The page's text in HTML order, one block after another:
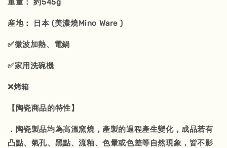
重量： 約545g
産地： 日本 (美濃燒Mino Ware )
✅微波加熱、電鍋
✅家用洗碗機
❌烤箱
【陶瓷商品的特性】
．陶瓷製品均為高溫窯燒，產製的過程產生變化，成品若有
凸點、氣孔、黑點、流釉、色暈或色差等自然現象，皆不影